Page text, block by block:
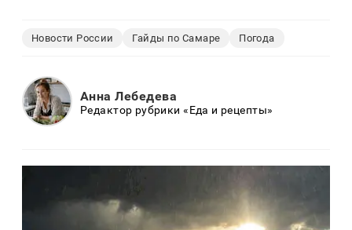
Новости России Гайды по Самаре Погода
Анна Лебедева
Редактор рубрики «Еда и рецепты»